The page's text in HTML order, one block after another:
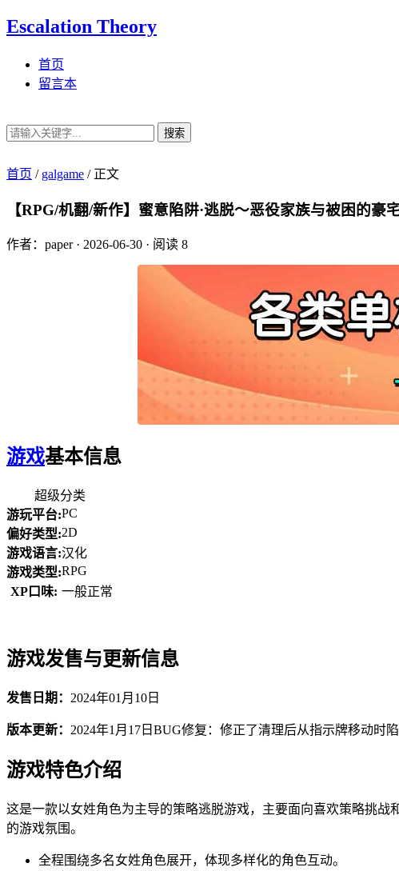
Escalation Theory
首页
留言本
搜索
首页 / galgame /正文
【RPG/机翻/新作】蜜意陷阱·逃脱〜恶役家族与被困的豪
作者：paper· 2026-06-30 · 阅读 8
游戏基本信息
超级分类
游玩平台:PC
偏好类型:2D
游戏语言:汉化
游戏类型:RPG
XP口味: 一般正常
游戏发售与更新信息
发售日期： 2024年01月10日
版本更新： 2024年1月17日BUG修复：修正了清理后从指示牌移动时
游戏特色介绍
这是一款以女姓角色为主导的策略逃脱游戏，主要面向喜欢策略挑
的游戏氛围。
全程围绕多名女姓角色展开，体现多样化的角色互动。